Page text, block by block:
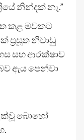
නින්දක් නෑ.”
කළ මවකට
ප්‍රසූත නිවාඩු
සහ ආරක්ෂාව
ඇය පෙන්වා
බොහෝ